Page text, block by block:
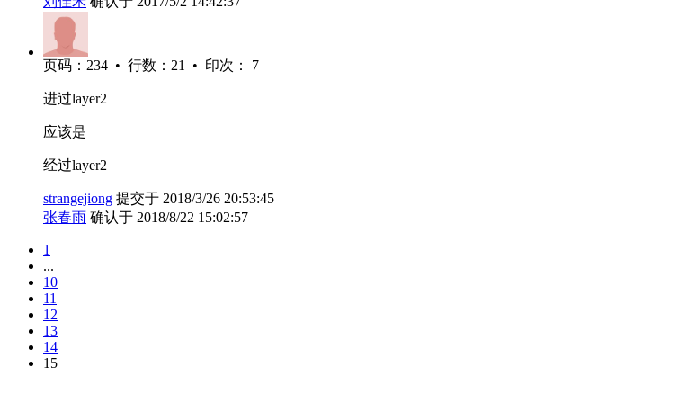
页码：234 • 行数：21 • 印次： 7
进过layer2
应该是
经过layer2
strangejiong 提交于 2018/3/26 20:53:45
张春雨 确认于 2018/8/22 15:02:57
1
...
10
11
12
13
14
15